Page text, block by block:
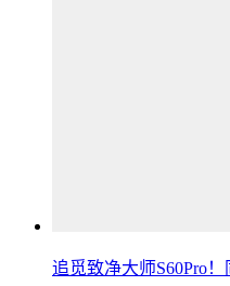
追觅致净大师S60Pro